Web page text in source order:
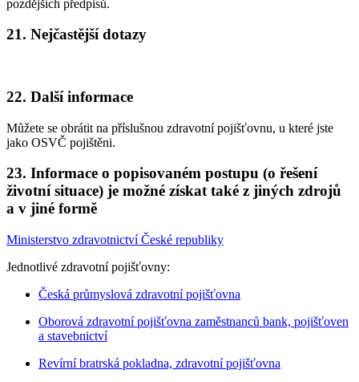
pozdějších předpisů.
21. Nejčastější dotazy
22. Další informace
Můžete se obrátit na příslušnou zdravotní pojišťovnu, u které jste
jako OSVČ pojištěni.
23. Informace o popisovaném postupu (o řešení
životní situace) je možné získat také z jiných zdrojů
a v jiné formě
Ministerstvo zdravotnictví České republiky
Jednotlivé zdravotní pojišťovny:
Česká průmyslová zdravotní pojišťovna
Oborová zdravotní pojišťovna zaměstnanců bank, pojišťoven
a stavebnictví
Revírní bratrská pokladna, zdravotní pojišťovna